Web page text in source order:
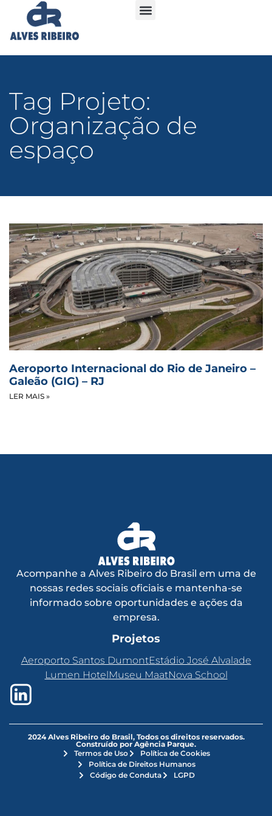
Tag Projeto:
Organização de
espaço
Aeroporto Internacional do Rio de Janeiro –
Galeão (GIG) – RJ
LER MAIS »
Acompanhe a Alves Ribeiro do Brasil em uma de
nossas redes sociais oficiais e mantenha-se
informado sobre oportunidades e ações da
empresa.
Projetos
Aeroporto Santos DumontEstádio José Alvalade
Lumen Hotel Museu MaatNova School
2024 Alves Ribeiro do Brasil, Todos os direitos reservados.
Construído por Agência Parque.
Termos de Uso
Política de Cookies
Política de Direitos Humanos
Código de Conduta
LGPD